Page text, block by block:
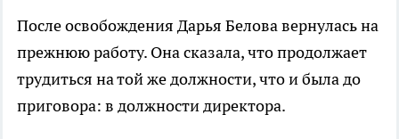
После освобождения Дарья Белова вернулась на
прежнюю работу. Она сказала, что продолжает
трудиться на той же должности, что и была до
приговора: в должности директора.